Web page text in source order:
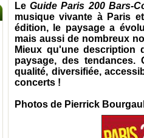
LeGuide Paris 200 Bars-
musique vivante à Paris
édition, le paysage a
mais aussi de nombreux
Mieux qu'une description
paysage, des
qualité, diversifiée,
concerts !
Photos de Pierrick